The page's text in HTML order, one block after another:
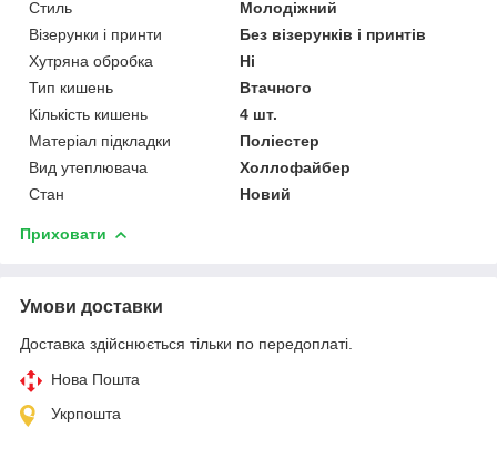
Стиль
Молодіжний
Візерунки і принти
Без візерунків і принтів
Хутряна обробка
Ні
Тип кишень
Втачного
Кількість кишень
4 шт.
Матеріал підкладки
Поліестер
Вид утеплювача
Холлофайбер
Стан
Новий
Приховати
Умови доставки
Доставка здійснюється тільки по передоплаті.
Нова Пошта
Укрпошта